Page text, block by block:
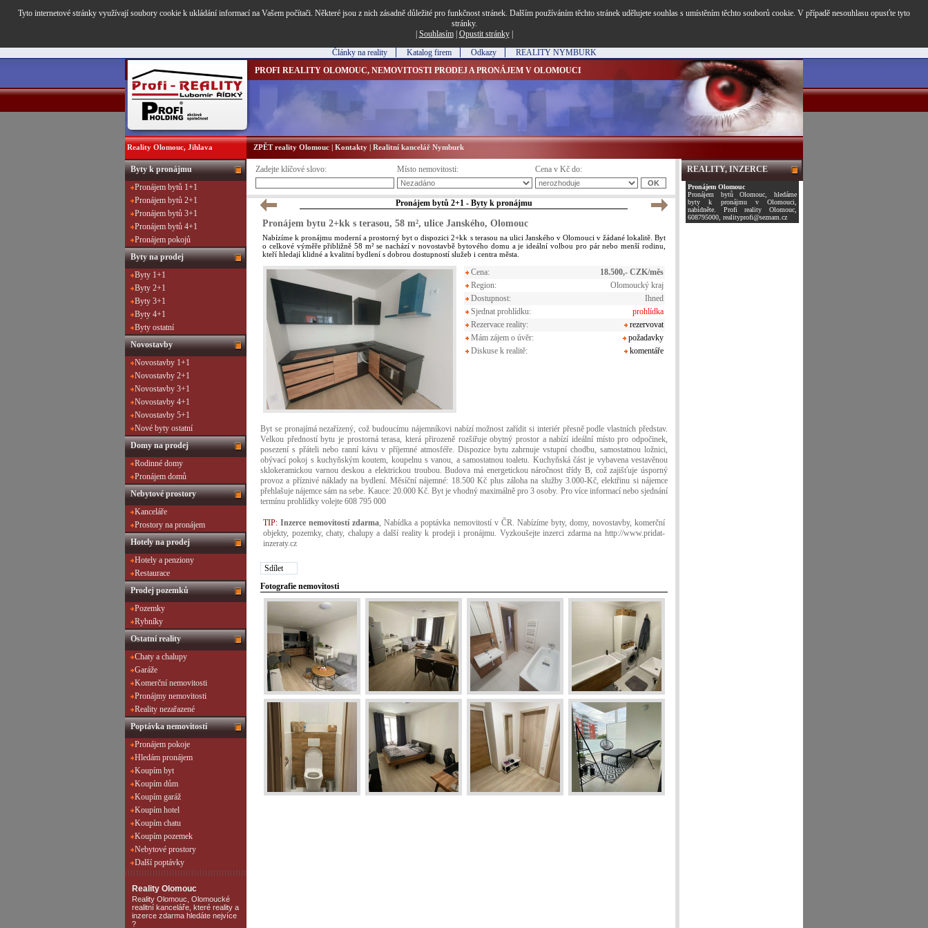
Tyto internetové stránky využívají soubory cookie k ukládání informací na Vašem počítači. Některé jsou z nich zásadně důležité pro funkčnost stránek. Dalším používáním těchto stránek udělujete souhlas s umístěním těchto souborů cookie. V případě nesouhlasu opusťte tyto
stránky.
Souhlasím| Opustit stránky|
Články na reality
Katalog firem Odkazy
REALITY NYMBURK
PROFI REALITY OLOMOUC, NEMOVITOSTI PRODEJ A PRONÁJEM V OLOMOUCI
Reality Olomouc, Jihlava ZPĚT reality Olomouc | Kontakty | Realitní kancelář Nymburk
Byty k pronájmu
Pronájem bytů 1+1
Pronájem bytů 2+1
Pronájem bytů 3+1
Pronájem bytů 4+1
Pronájem pokojů
Byty na prodej
Byty 1+1
Byty 2+1
Byty 3+1
Byty 4+1
Byty ostatní
Novostavby
Novostavby 1+1
Novostavby 2+1
Novostavby 3+1
Novostavby 4+1
Novostavby 5+1
Nové byty ostatní
Domy na prodej
Rodinné domy
Pronájem domů
Nebytové prostory
Kanceláře
Prostory na pronájem
Hotely na prodej
Hotely a penziony
Restaurace
Prodej pozemků
Pozemky
Rybníky
Ostatní reality
Chaty a chalupy
Garáže
Komerční nemovitosti
Pronájmy nemovitosti
Reality nezařazené
Poptávka nemovitostí
Pronájem pokoje
Hledám pronájem
Koupím byt
Koupím dům
Koupím garáž
Koupím hotel
Koupím chatu
Koupím pozemek
Nebytové prostory
Další poptávky
Reality Olomouc
Reality Olomouc, Olomoucké
realitní kanceláře, které reality a
inzerce zdarma hledáte nejvíce
?
Zadejte klíčové slovo: Místo nemovitosti: Cena v Kč do:
Pronájem bytů 2+1 - Byty k pronájmu
Pronájem bytu 2+kk s terasou, 58 m², ulice Janského, Olomouc
Nabízíme k pronájmu moderní a prostorný byt o dispozici 2+kk s terasou na ulici Janského v Olomouci v žádané lokalitě. Byt
o celkové výměře přibližně 58 m² se nachází v novostavbě bytového domu a je ideální volbou pro pár nebo menší rodinu,
kteří hledají klidné a kvalitní bydlení s dobrou dostupností služeb i centra města.
Cena:
18.500,- CZK/měs
Region:
Olomoucký kraj
Dostupnost:
Ihned
Sjednat prohlídku:
prohlídka
Rezervace reality:
rezervovat
Mám zájem o úvěr:
požadavky
Diskuse k realitě:
komentáře
Byt se pronajímá nezařízený, což budoucímu nájemníkovi nabízí možnost zařídit si interiér přesně podle vlastních představ.
Velkou předností bytu je prostorná terasa, která přirozeně rozšiřuje obytný prostor a nabízí ideální místo pro odpočinek,
posezení s přáteli nebo ranní kávu v příjemné atmosféře. Dispozice bytu zahrnuje vstupní chodbu, samostatnou ložnici,
obývací pokoj s kuchyňským koutem, koupelnu s vanou, a samostatnou toaletu. Kuchyňská část je vybavena vestavěnou
sklokeramickou varnou deskou a elektrickou troubou. Budova má energetickou náročnost třídy B, což zajišťuje úsporný
provoz a příznivé náklady na bydlení. Měsíční nájemné: 18.500 Kč plus záloha na služby 3.000-Kč, elektřinu si nájemce
přehlašuje nájemce sám na sebe. Kauce: 20.000 Kč. Byt je vhodný maximálně pro 3 osoby. Pro více informací nebo sjednání
termínu prohlídky volejte 608 795 000
TIP: Inzerce nemovitostí zdarma, Nabídka a poptávka nemovitostí v ČR. Nabízíme byty, domy, novostavby, komerční
objekty, pozemky, chaty, chalupy a další reality k prodeji i pronájmu. Vyzkoušejte inzerci zdarma na http://www.pridat-
inzeraty.cz
Sdílet
Fotografie nemovitosti
REALITY, INZERCE
Pronájem Olomouc
Pronájem bytů Olomouc, hledáme
byty k pronájmu v Olomouci,
nabídněte. Profi reality Olomouc,
608795000, realityprofi@seznam.cz